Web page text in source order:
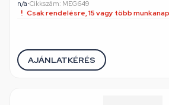
n/a•Cikkszám: MEG649
Csak rendelésre, 15 vagy több
AJÁNLATKÉRÉS